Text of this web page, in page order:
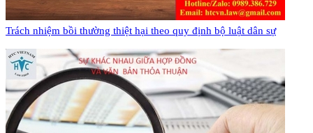
Trách nhiệm bồi thường thiệt hại theo quy định bộ luật dân sự